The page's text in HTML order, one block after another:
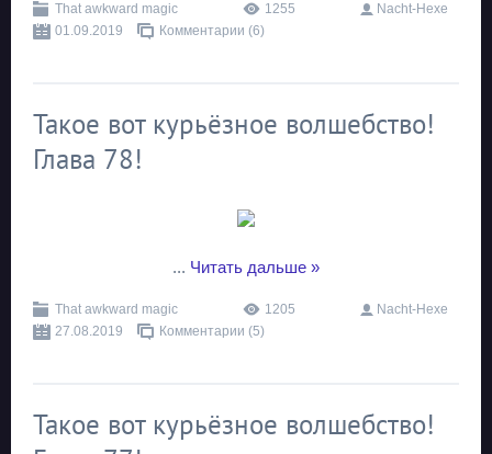
That awkward magic 1255
Nacht-Hexe
01.09.2019
Комментарии (6)
Такое вот курьёзное волшебство!
Глава 78!
... Читать дальше »
That awkward magic 1205
Nacht-Hexe
27.08.2019
Комментарии (5)
Такое вот курьёзное волшебство!